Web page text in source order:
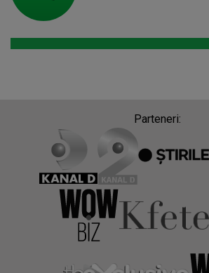
Parteneri: